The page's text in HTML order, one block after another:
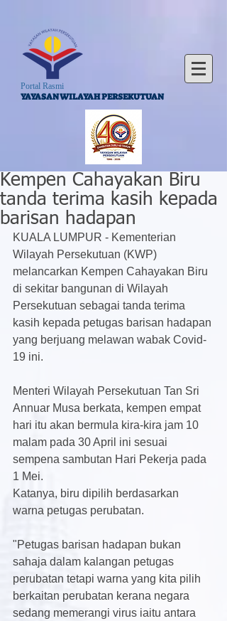
Portal Rasmi
YAYASAN WILAYAH PERSEKUTUAN
Kempen Cahayakan Biru
tanda terima kasih kepada
barisan hadapan
KUALA LUMPUR - Kementerian
Wilayah Persekutuan (KWP)
melancarkan Kempen Cahayakan Biru
di sekitar bangunan di Wilayah
Persekutuan sebagai tanda terima
kasih kepada petugas barisan hadapan
yang berjuang melawan wabak Covid-
19 ini.
Menteri Wilayah Persekutuan Tan Sri
Annuar Musa berkata, kempen empat
hari itu akan bermula kira-kira jam 10
malam pada 30 April ini sesuai
sempena sambutan Hari Pekerja pada
1 Mei.
Katanya, biru dipilih berdasarkan
warna petugas perubatan.
"Petugas barisan hadapan bukan
sahaja dalam kalangan petugas
perubatan tetapi warna yang kita pilih
berkaitan perubatan kerana negara
sedang memerangi virus iaitu antara